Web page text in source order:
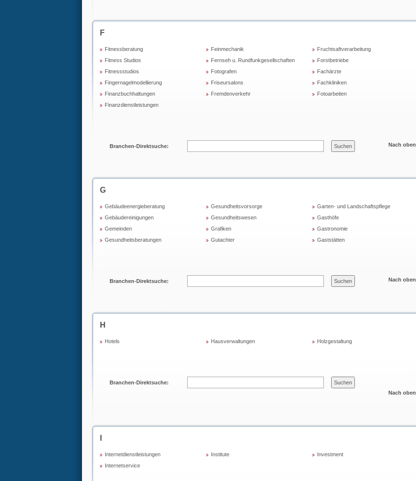
F
Fitnessberatung
Fitness Studios
Fitnessstudios
Fingernagelmodellierung
Finanzbuchhaltungen
Finanzdienstleistungen
Feinmechanik
Fernseh u. Rundfunkgesellschaften
Fotografen
Friseursalons
Fremdenverkehr
Fruchtsaftverarbeitung
Forstbetriebe
Fachärzte
Fachkliniken
Fotoarbeiten
Nach oben
Branchen-Direktsuche:
G
Gebäudeenergieberatung
Gebäudereinigungen
Gemeinden
Gesundheitsberatungen
Gesundheitsvorsorge
Gesundheitswesen
Grafiken
Gutachter
Garten- und Landschaftspflege
Gasthöfe
Gastronomie
Gaststätten
Nach oben
Branchen-Direktsuche:
H
Hotels Hausverwaltungen Holzgestaltung
Nach oben
Branchen-Direktsuche:
Internetdienstleistungen
Internetservice
Institute Investment